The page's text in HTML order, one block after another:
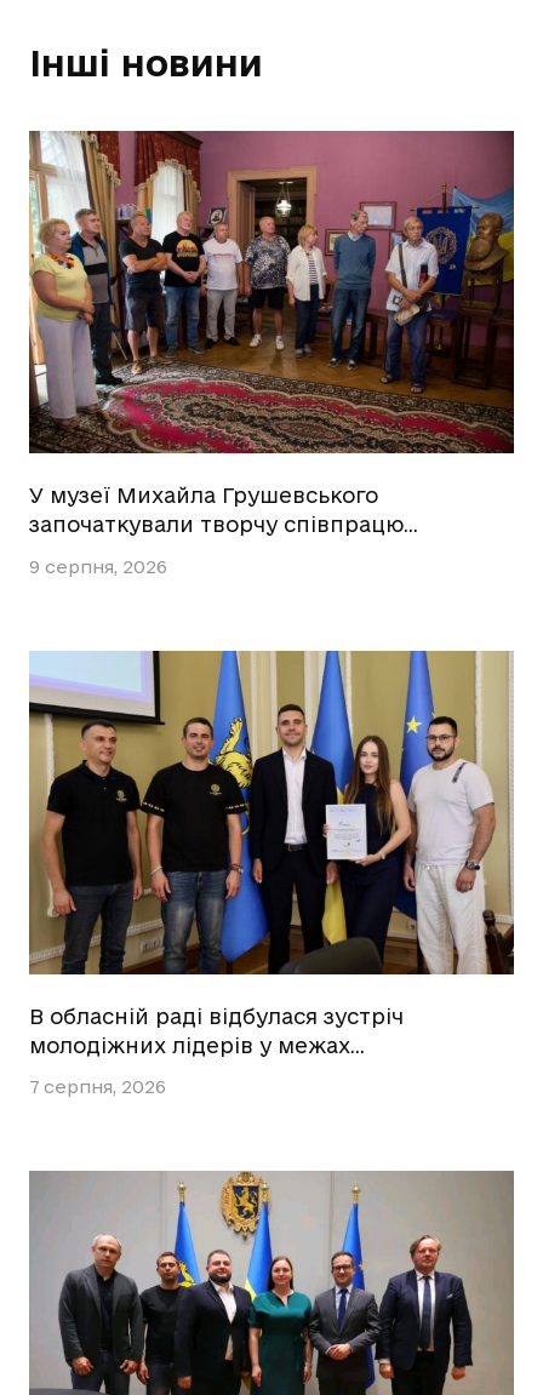
Інші новини
У музеї Михайла Грушевського
започаткували творчу співпрацю…
9 серпня, 2026
В обласній раді відбулася зустріч
молодіжних лідерів у межах…
7 серпня, 2026